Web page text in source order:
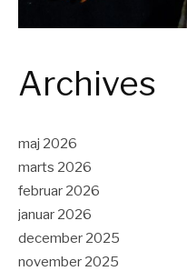
Archives
maj 2026
marts 2026
februar 2026
januar 2026
december 2025
november 2025